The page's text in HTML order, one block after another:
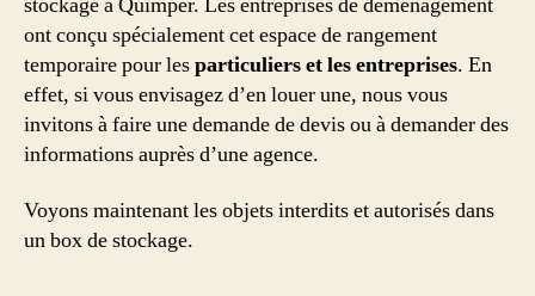
ont conçu spécialement cet espace de rangement
temporaire pour lesparticuliers et les entreprises. En
effet, si vous envisagez d’en louer une, nous vous
invitons à faire une demande de devis ou à demander des
informations auprès d’une agence.
Voyons maintenant les objets interdits et autorisés dans
un box de stockage.